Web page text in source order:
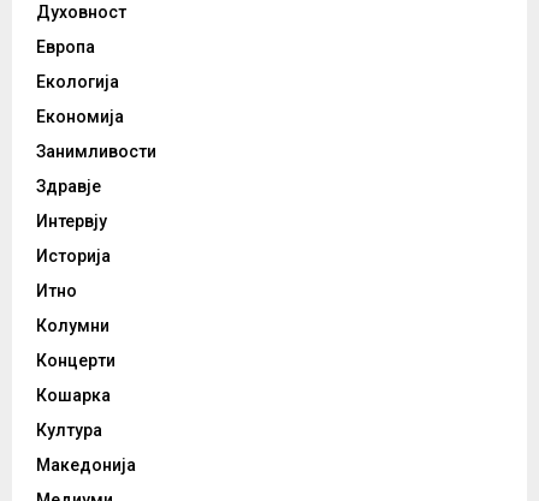
Духовност
Европа
Екологија
Економија
Занимливости
Здравје
Интервју
Историја
Итно
Колумни
Концерти
Кошарка
Култура
Македонија